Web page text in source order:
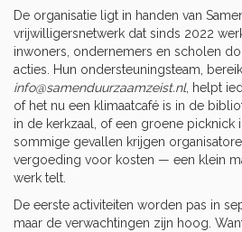
De organisatie ligt in handen van
vrijwilligersnetwerk dat sinds 2022
inwoners, ondernemers en scholen
acties. Hun ondersteuningsteam,
info@samenduurzaamzeist.nl, helpt
of het nu een klimaatcafé is in de
in de kerkzaal, of een groene picknick
sommige gevallen krijgen
vergoeding voor kosten — een klein
werk telt.
De eerste activiteiten worden pas in
maar de verwachtingen zijn hoog.